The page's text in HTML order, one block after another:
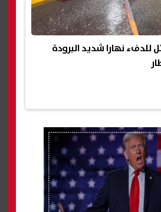
للدفء نهارا شديد البرودة